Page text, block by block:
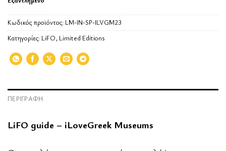
Κωδικός προϊόντος: LM-IN-SP-ILVGM23
Κατηγορίες: LiFO, Limited Editions
ΠΕΡΙΓΡΑΦΉ
LiFO guide – iLoveGreek Museums